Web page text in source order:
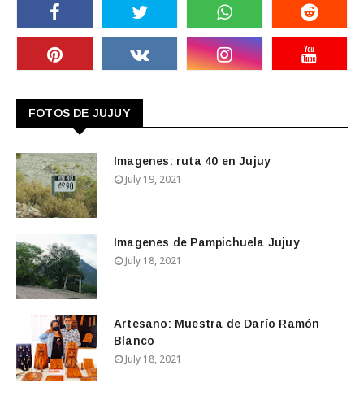
FOTOS DE JUJUY
Imagenes: ruta 40 en Jujuy
July 19, 2021
Imagenes de Pampichuela Jujuy
July 18, 2021
Artesano: Muestra de Darío Ramón
Blanco
July 18, 2021